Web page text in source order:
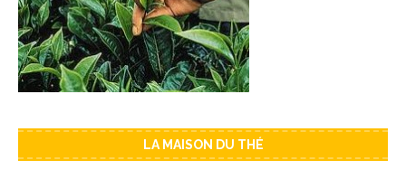
LA MAISON DU THÉ